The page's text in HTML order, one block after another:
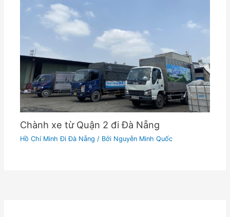
Chành xe từ Quận 2 đi Đà Nẵng
Hồ Chí Minh Đi Đà Nẵng / Bởi Nguyễn Minh Quốc